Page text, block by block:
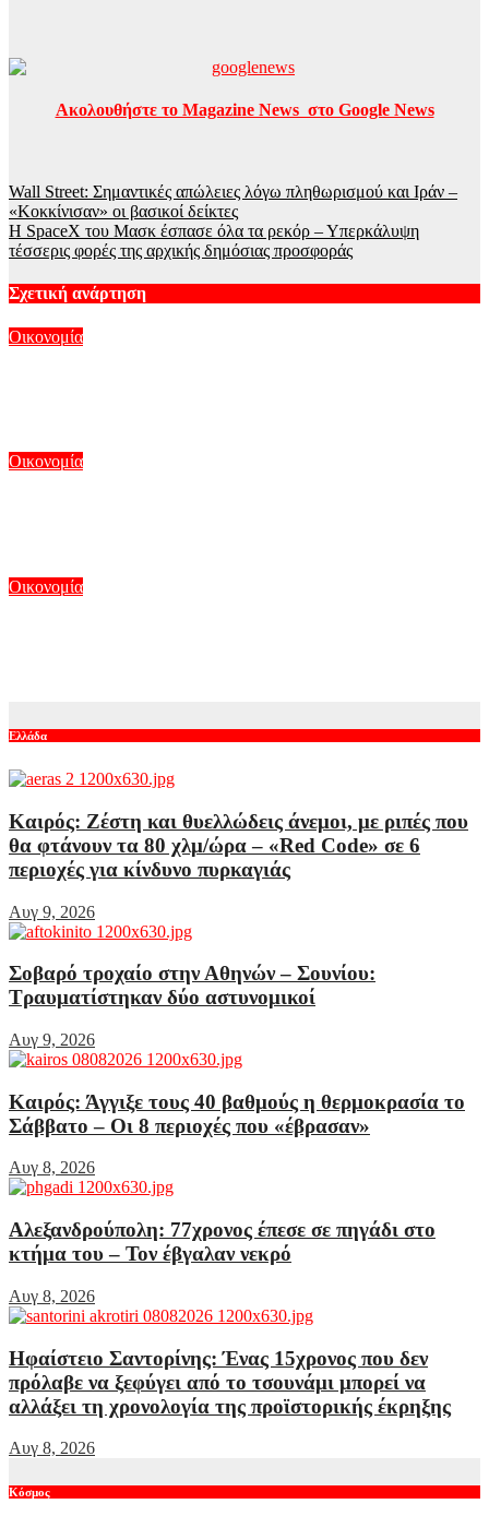
Ακολουθήστε το Magazine News στο Google News
Πλοήγηση
άρθρων
Wall Street: Σημαντικές απώλειες λόγω πληθωρισμού και Ιράν –
«Κοκκίνισαν» οι βασικοί δείκτες
Η SpaceX του Μασκ έσπασε όλα τα ρεκόρ – Υπερκάλυψη
τέσσερις φορές της αρχικής δημόσιας προσφοράς
Σχετική ανάρτηση
Οικονομία
Οικονομία
Οικονομία
Ελλάδα
Καιρός: Ζέστη και θυελλώδεις άνεμοι, με ριπές που
θα φτάνουν τα 80 χλμ/ώρα – «Red Code» σε 6
περιοχές για κίνδυνο πυρκαγιάς
Αυγ 9, 2026
Σοβαρό τροχαίο στην Αθηνών – Σουνίου:
Τραυματίστηκαν δύο αστυνομικοί
Αυγ 9, 2026
Καιρός: Άγγιξε τους 40 βαθμούς η θερμοκρασία το
Σάββατο – Οι 8 περιοχές που «έβρασαν»
Αυγ 8, 2026
Αλεξανδρούπολη: 77χρονος έπεσε σε πηγάδι στο
κτήμα του – Τον έβγαλαν νεκρό
Αυγ 8, 2026
Ηφαίστειο Σαντορίνης: Ένας 15χρονος που δεν
πρόλαβε να ξεφύγει από το τσουνάμι μπορεί να
αλλάξει τη χρονολογία της προϊστορικής έκρηξης
Αυγ 8, 2026
Κόσμος